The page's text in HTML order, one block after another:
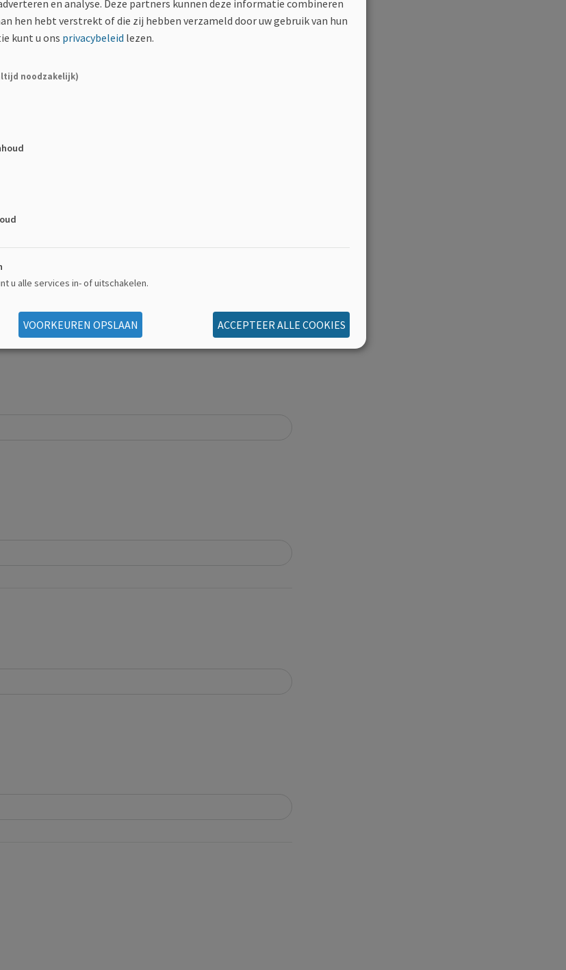
en analyse. Deze partners kunnen deze informatie combineren
hen hebt verstrekt of die zij hebben verzameld door uw gebruik van hun
kunt u ons privacybeleid lezen.
noodzakelijk)
u alle services in- of uitschakelen.
VOORKEUREN OPSLAAN ACCEPTEER ALLE COOKIES